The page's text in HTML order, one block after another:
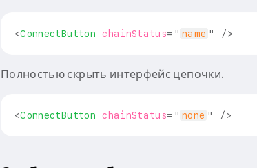
<ConnectButton chainStatus= " name " />
Полностью скрыть интерфейс цепочки.
<ConnectButton chainStatus= " none " />